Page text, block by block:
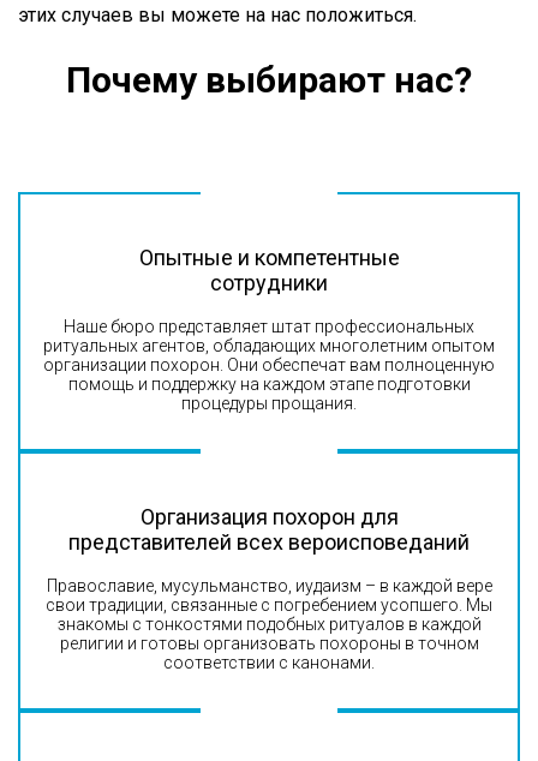
этих случаев вы можете на нас положиться.
Почему выбирают нас?
Опытные и компетентные
сотрудники
Наше бюро представляет штат профессиональных
ритуальных агентов, обладающих многолетним опытом
организации похорон. Они обеспечат вам полноценную
помощь и поддержку на каждом этапе подготовки
процедуры прощания.
Организация похорон для
представителей всех вероисповеданий
Православие, мусульманство, иудаизм – в каждой вере
свои традиции, связанные с погребением усопшего. Мы
знакомы с тонкостями подобных ритуалов в каждой
религии и готовы организовать похороны в точном
соответствии с канонами.